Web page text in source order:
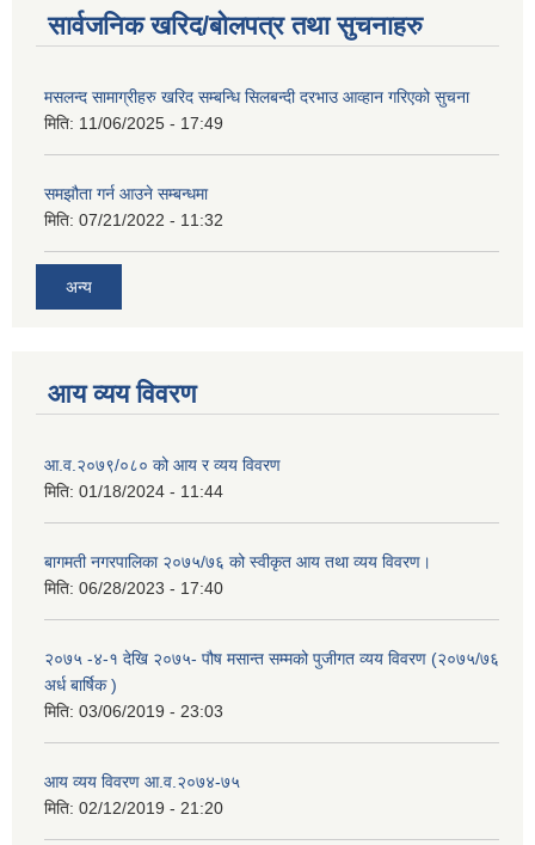
सार्वजनिक खरिद/बोलपत्र तथा सुचनाहरु
मसलन्द सामाग्रीहरु खरिद सम्बन्धि सिलबन्दी दरभाउ आव्हान गरिएको सुचना
मिति: 11/06/2025 - 17:49
समझौता गर्न आउने सम्बन्धमा
मिति: 07/21/2022 - 11:32
अन्य
आय व्यय विवरण
आ.व.२०७९/०८० को आय र व्यय विवरण
मिति: 01/18/2024 - 11:44
बागमती नगरपालिका २०७५/७६ को स्वीकृत आय तथा व्यय विवरण।
मिति: 06/28/2023 - 17:40
२०७५ -४-१ देखि २०७५- पौष मसान्त सम्मको पुजीगत व्यय विवरण (२०७५/७६
अर्ध बार्षिक )
मिति: 03/06/2019 - 23:03
आय व्यय विवरण आ.व.२०७४-७५
मिति: 02/12/2019 - 21:20